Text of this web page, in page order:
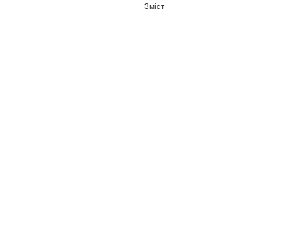
Зміст